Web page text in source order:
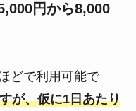
円から8,000
どで利用可能で
が、仮に1日あたり